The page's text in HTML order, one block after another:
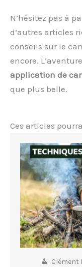
N’hésitez pas à
d’autres articles
conseils sur le
encore.
application de
que plus belle.
Ces articles
Clément